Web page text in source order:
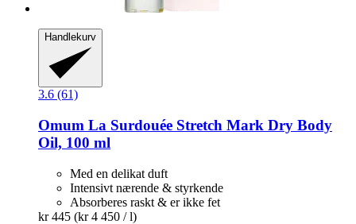
Handlekurv
3.6 (61)
Omum La Surdouée Stretch Mark Dry Body
Oil, 100 ml
Med en delikat duft
Intensivt nærende & styrkende
Absorberes raskt & er ikke fet
kr 445 (kr 4 450 / l)